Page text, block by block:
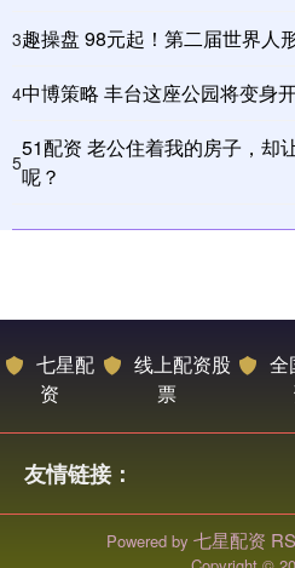
3趣操盘 98元起！第二届世界人
4中博策略 丰台这座公园将变身
5
51配资 老公住着我的房子，却
呢？
七星配
资
线上配资股
票
全
友情链接：
Powered by 七星配资